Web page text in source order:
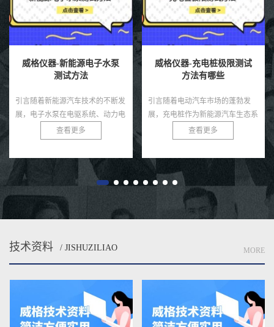
威格仪器-充电桩极限测试
方法有哪些
引言随着电动汽车市场的蓬勃发
展，充电桩作为新能源汽车生态系
统的核心基础设施，其性能和可靠
性直接影响用户体验和电网安全。
查看更多
威格仪器-关节电机力矩测
试方法
引言关节电机是机器人、机械臂和
自动化设备中的核心驱动部件，其
力矩输出直接决定了系统的运动精
度、负载能力和稳定性。无论是工
节...
查看更多
技术资料 / JISHUZILIAO MORE